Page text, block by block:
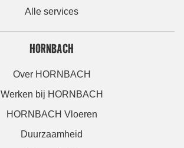
Alle services
HORNBACH
Over HORNBACH
Werken bij HORNBACH
HORNBACH Vloeren
Duurzaamheid